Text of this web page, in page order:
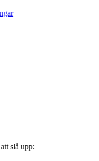
slå upp: